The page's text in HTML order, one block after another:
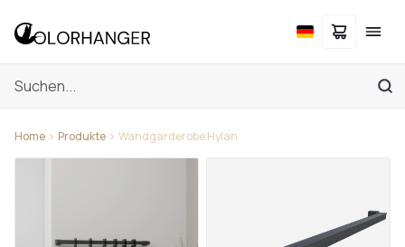
Home Produkte Wandgarderobe Hylan